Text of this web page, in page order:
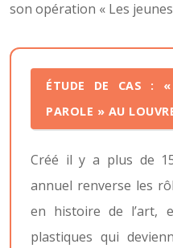
son opération « Les
ÉTUDE DE CAS :
PAROLE » AU
Créé il y a plus de
annuel renverse les
en histoire de l’art,
plastiques qui